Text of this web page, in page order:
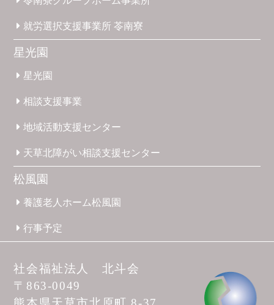
就労選択支援事業所苓南寮
星光園
星光園
相談支援事業
地域活動支援センター
天草北障がい相談支援センター
松風園
養護老人ホーム松風園
行事予定
社会福祉法人 北斗会
〒863-0049